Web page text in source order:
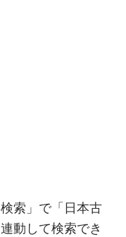
索」で「日本古
動して検索でき